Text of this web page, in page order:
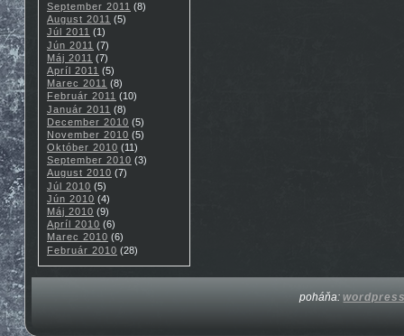
September 2011 (8)
August 2011 (5)
Júl 2011 (1)
Jún 2011 (7)
Máj 2011 (7)
Apríl 2011 (5)
Marec 2011 (8)
Február 2011 (10)
Január 2011 (8)
December 2010 (5)
November 2010 (5)
Október 2010 (11)
September 2010 (3)
August 2010 (7)
Júl 2010 (5)
Jún 2010 (4)
Máj 2010 (9)
Apríl 2010 (6)
Marec 2010 (6)
Február 2010 (28)
poháňa: